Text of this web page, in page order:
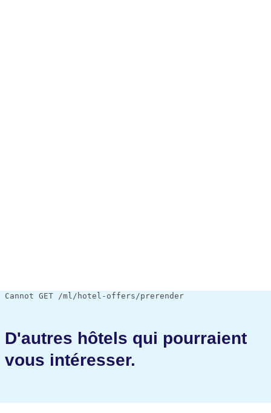
Cannot GET /ml/hotel-offers/prerender
D'autres hôtels qui pourraient
vous intéresser.